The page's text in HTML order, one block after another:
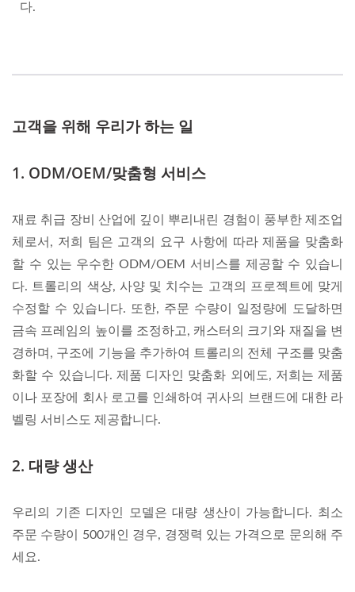
다.
고객을 위해 우리가 하는 일
1. ODM/OEM/맞춤형 서비스
재료 취급 장비 산업에 깊이 뿌리내린 경험이 풍부한 제조업
체로서, 저희 팀은 고객의 요구 사항에 따라 제품을 맞춤화
할 수 있는 우수한 ODM/OEM 서비스를 제공할 수 있습니
다. 트롤리의 색상, 사양 및 치수는 고객의 프로젝트에 맞게
수정할 수 있습니다. 또한, 주문 수량이 일정량에 도달하면
금속 프레임의 높이를 조정하고, 캐스터의 크기와 재질을 변
경하며, 구조에 기능을 추가하여 트롤리의 전체 구조를 맞춤
화할 수 있습니다. 제품 디자인 맞춤화 외에도, 저희는 제품
이나 포장에 회사 로고를 인쇄하여 귀사의 브랜드에 대한 라
벨링 서비스도 제공합니다.
2. 대량 생산
우리의 기존 디자인 모델은 대량 생산이 가능합니다. 최소
주문 수량이 500개인 경우, 경쟁력 있는 가격으로 문의해 주
세요.